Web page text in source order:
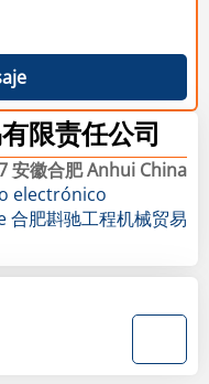
限责任公司
安徽合肥 Anhui China
electrónico
肥斟驰工程机械贸易